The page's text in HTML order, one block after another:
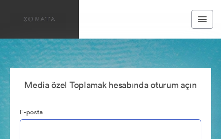
Media özel Toplamak hesabında oturum açın
E-posta